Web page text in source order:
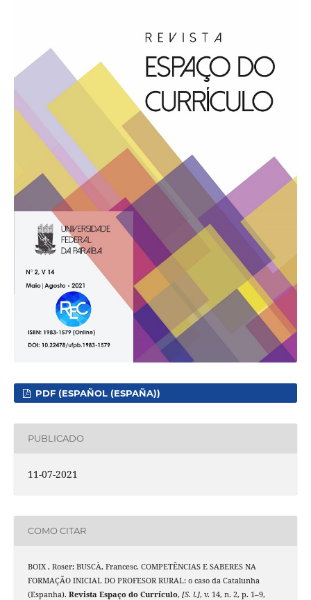
PDF (ESPAÑOL (ESPAÑA))
PUBLICADO
11-07-2021
COMO CITAR
BOIX , Roser; BUSCÀ, Francesc. COMPETÊNCIAS E SABERES NA
FORMAÇÃO INICIAL DO PROFESOR RURAL: o caso da Catalunha
(Espanha). Revista Espaço do Currículo, [S. l.], v. 14, n. 2, p. 1–9,